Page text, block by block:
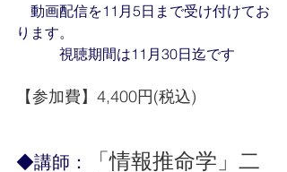
動画配信を11月5日まで受け付けてお
ります。
視聴期間は11月30日迄です
【参加費】4,400円(税込)
◆講師：
「情報推命学」二